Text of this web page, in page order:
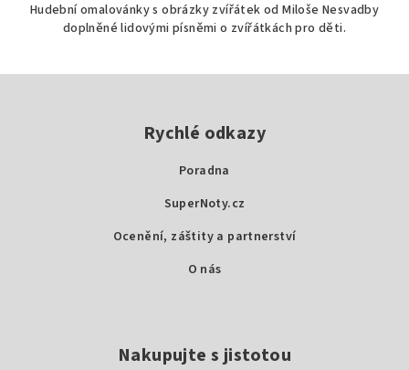
Hudební omalovánky s obrázky zvířátek od Miloše Nesvadby
doplněné lidovými písněmi o zvířátkách pro děti.
Rychlé odkazy
Poradna
SuperNoty.cz
Ocenění, záštity a partnerství
O nás
Nakupujte s jistotou